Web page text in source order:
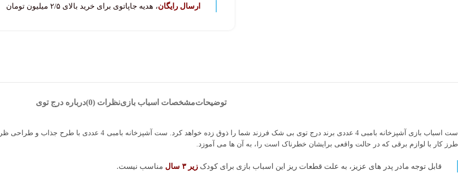
ارسال رایگان، هدیه جاپاتوی برای خرید بالای ۲/۵ میلیون تومان
توضیحاتمشخصات اسباب بازینظرات (0) درباره درج توی
ست اسباب بازی آشپزخانه بامبی 4 عددی برند درج توی بی شک فرزند
طرز کار با لوازم برقی که در حالت واقعی برایشان خطرناک است را، به آن ها می آموزد.
قابل توجه مادر پدر های عزیز، به علت قطعات ریز این اسباب بازی برای کودک زیر ۳ سال مناسب نیست.